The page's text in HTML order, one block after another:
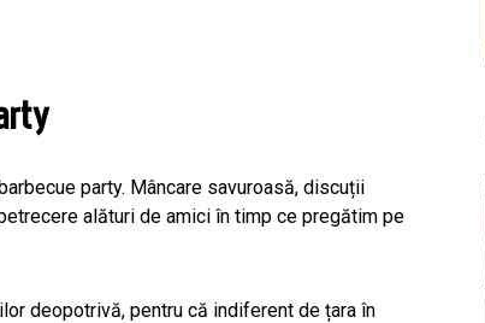
party. Mâncare savuroasă, discuții
alături de amici în timp ce pregătim pe
deopotrivă, pentru că indiferent de țara în